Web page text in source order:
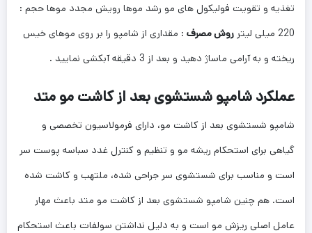
تغذیه و تقویت فولیکول های مو رشد موها رویش مجدد موها حجم :
220 میلی لیتر
روش مصرف : مقداری از شامپو را بر روی موهای خیس
ریخته و به آرامی ماساژ دهید و بعد از 3 دقیقه آبکشی نمایید .
عملکرد شامپو شستشوی بعد از کاشت مو متد
شامپو شستشوی بعد از کاشت مو، دارای فرمولاسیون تخصصی و
گیاهی برای استحکام ریشه مو و تنظیم و کنترل غدد سباسه پوست سر
است و مناسب برای شستشوی سر جراحی شده، ملتهب و کاشت شده
است. هم چنین شامپو شستشوی بعد از کاشت مو متد باعث مهار
عامل اصلی ریزش مو است و به دلیل نداشتن سولفات باعث استحکام